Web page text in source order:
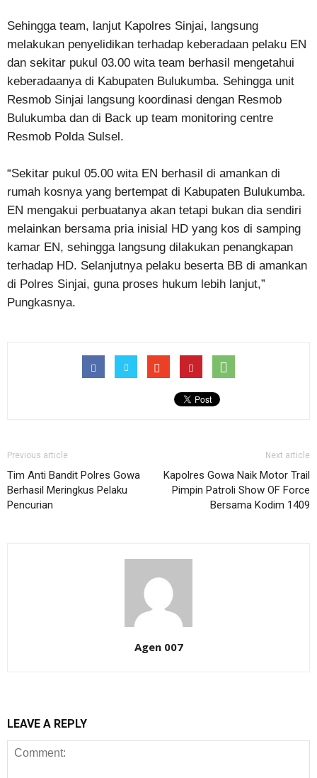
Sehingga team, lanjut Kapolres Sinjai, langsung
melakukan penyelidikan terhadap keberadaan pelaku EN
dan sekitar pukul 03.00 wita team berhasil mengetahui
keberadaanya di Kabupaten Bulukumba. Sehingga unit
Resmob Sinjai langsung koordinasi dengan Resmob
Bulukumba dan di Back up team monitoring centre
Resmob Polda Sulsel.
“Sekitar pukul 05.00 wita EN berhasil di amankan di
rumah kosnya yang bertempat di Kabupaten Bulukumba.
EN mengakui perbuatanya akan tetapi bukan dia sendiri
melainkan bersama pria inisial HD yang kos di samping
kamar EN, sehingga langsung dilakukan penangkapan
terhadap HD. Selanjutnya pelaku beserta BB di amankan
di Polres Sinjai, guna proses hukum lebih lanjut,”
Pungkasnya.
Previous article
Tim Anti Bandit Polres Gowa
Berhasil Meringkus Pelaku
Pencurian
Next article
Kapolres Gowa Naik Motor Trail
Pimpin Patroli Show OF Force
Bersama Kodim 1409
Agen 007
LEAVE A REPLY